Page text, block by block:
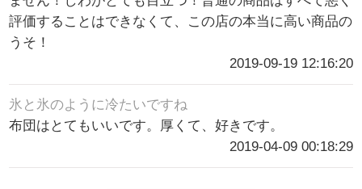
評価することはできなくて、この店の本当に高い商品の
うそ！
2019-09-19 12:16:20
氷と氷のように冷たいですね
布団はとてもいいです。厚くて、好きです。
2019-04-09 00:18:29